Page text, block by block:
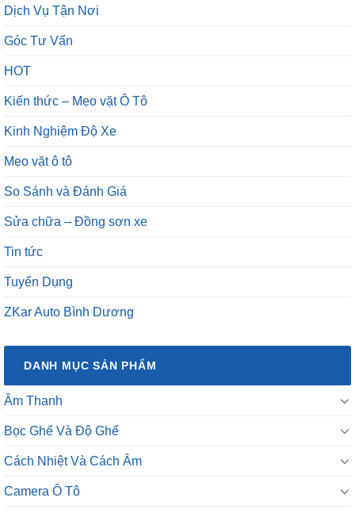
Dịch Vụ Tận Nơi
Góc Tư Vấn
HOT
Kiến thức – Mẹo vặt Ô Tô
Kinh Nghiệm Độ Xe
Mẹo vặt ô tô
So Sánh và Đánh Giá
Sửa chữa – Đồng sơn xe
Tin tức
Tuyển Dụng
ZKar Auto Bình Dương
DANH MỤC SẢN PHẨM
Âm Thanh
Bọc Ghế Và Độ Ghế
Cách Nhiệt Và Cách Âm
Camera Ô Tô